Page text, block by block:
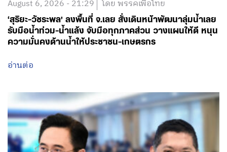
August 6, 2026 - 21:29 โดย พรรคเพื่อไทย
‘สุริยะ-วัชระพล’ ลงพื้นที่ จ.เลย สั่งเดินหน้าพัฒนาลุ่มน้ำเลย
รับมือน้ำท่วม-น้ำแล้ง จับมือทุกภาคส่วน วางแผนให้ดี หนุน
ความมั่นคงด้านน้ำให้ประชาชน-เกษตรกร
อ่านต่อ